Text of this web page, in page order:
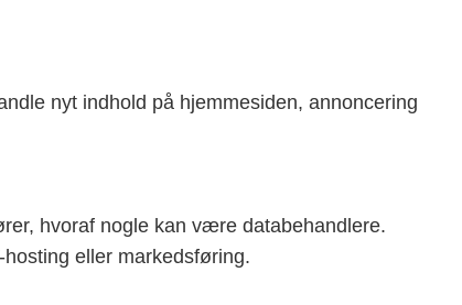
nyt indhold på hjemmesiden, annoncering
hvoraf nogle kan være databehandlere.
eller markedsføring.